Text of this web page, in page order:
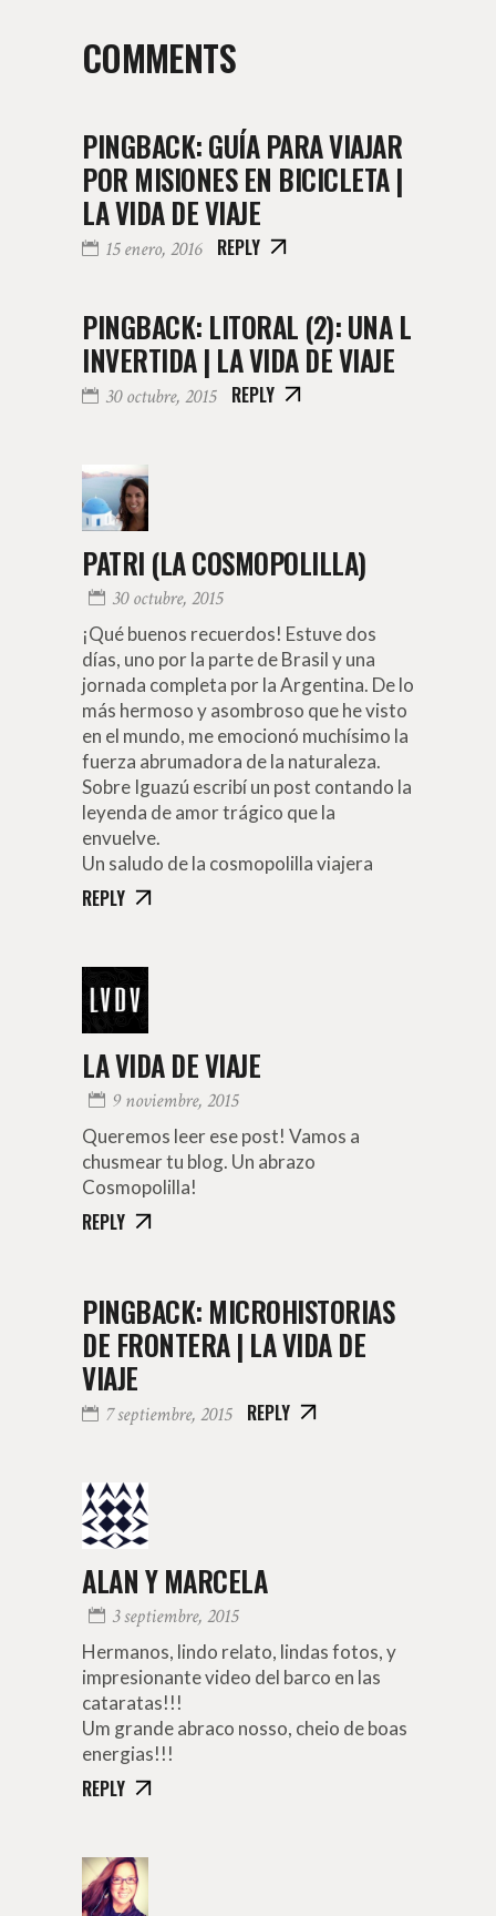
COMMENTS
PINGBACK:GUÍA PARA VIAJAR
POR MISIONES EN BICICLETA |
LA VIDA DE VIAJE
15 enero, 2016 REPLY
PINGBACK: LITORAL (2): UNA L
INVERTIDA | LA VIDA DE VIAJE
30 octubre, 2015 REPLY
PATRI (LA COSMOPOLILLA)
30 octubre, 2015
¡Qué buenos recuerdos! Estuve dos
días, uno por la parte de Brasil y una
jornada completa por la Argentina. De lo
más hermoso y asombroso que he visto
en el mundo, me emocionó muchísimo la
fuerza abrumadora de la naturaleza.
Sobre Iguazú escribí un post contando la
leyenda de amor trágico que la
envuelve.
Un saludo de la cosmopolilla viajera
REPLY
LA VIDA DE VIAJE
9 noviembre, 2015
Queremos leer ese post! Vamos a
chusmear tu blog. Un abrazo
Cosmopolilla!
REPLY
PINGBACK: MICROHISTORIAS
DE FRONTERA | LA VIDA DE
VIAJE
7 septiembre, 2015 REPLY
ALAN Y MARCELA
3 septiembre, 2015
Hermanos, lindo relato, lindas fotos, y
impresionante video del barco en las
cataratas!!!
Um grande abraco nosso, cheio de boas
energias!!!
REPLY